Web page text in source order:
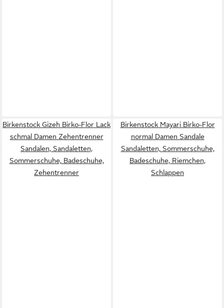
Birkenstock Gizeh Birko-Flor Lack
schmal Damen Zehentrenner
Sandalen, Sandaletten,
Sommerschuhe, Badeschuhe,
Zehentrenner
Birkenstock Mayari Birko-Flor
normal Damen Sandale
Sandaletten, Sommerschuhe,
Badeschuhe, Riemchen,
Schlappen